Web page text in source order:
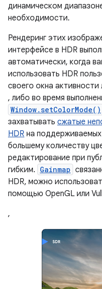
динамическом
необходимости.
Рендеринг этих
интерфейсе в HDR
автоматически, когда
использовать HDR
своего окна активности
, либо во время
Window.setColorMode()
захватывать сжатые
HDR на
большему количеству
редактирование при
гибким. Gainmap
HDR, можно
помощью OpenGL или
,